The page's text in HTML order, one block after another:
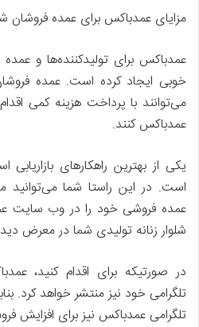
مزایای عمدباکس برای عمده فروشان
عمدباکس برای تولیدکننده‌ها و
خوبی ایجاد کرده است. عمده فروشان
می‌توانند با پرداخت هزینه کمی
عمدباکس کنند.
یکی از بهترین راهکارهای
است. در این راستا شما
عمده فروشی خود را در وب سایت
شلوار زنانه تولیدی شما در معرض
در صورتیکه برای اقدام کنید،
تلگرامی خود نیز منتشر خواهد کرد.
تلگرامی عمدباکس نیز برای افزایش